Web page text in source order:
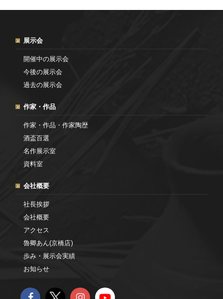
展示会
開催中の展示会
今後の展示会
過去の展示会
作家・作品
作家・作品・作家陶歴
酒盃百選
名作展示室
資料室
会社概要
社長挨拶
会社概要
アクセス
魯卿あん(京橋店)
歩み・展示会実績
お知らせ